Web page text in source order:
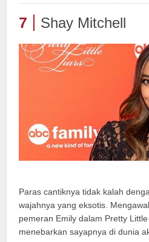
7 Shay Mitchell
Paras cantiknya tidak kalah
wajahnya yang eksotis.
pemeran Emily dalam Pretty
menebarkan sayapnya di dunia